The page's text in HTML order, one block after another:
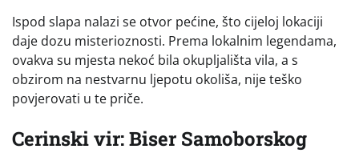
Ispod slapa nalazi se otvor pećine, što cijeloj lokaciji
daje dozu misterioznosti. Prema lokalnim legendama,
ovakva su mjesta nekoć bila okupljališta vila, a s
obzirom na nestvarnu ljepotu okoliša, nije teško
povjerovati u te priče.
Cerinski vir: Biser Samoborskog